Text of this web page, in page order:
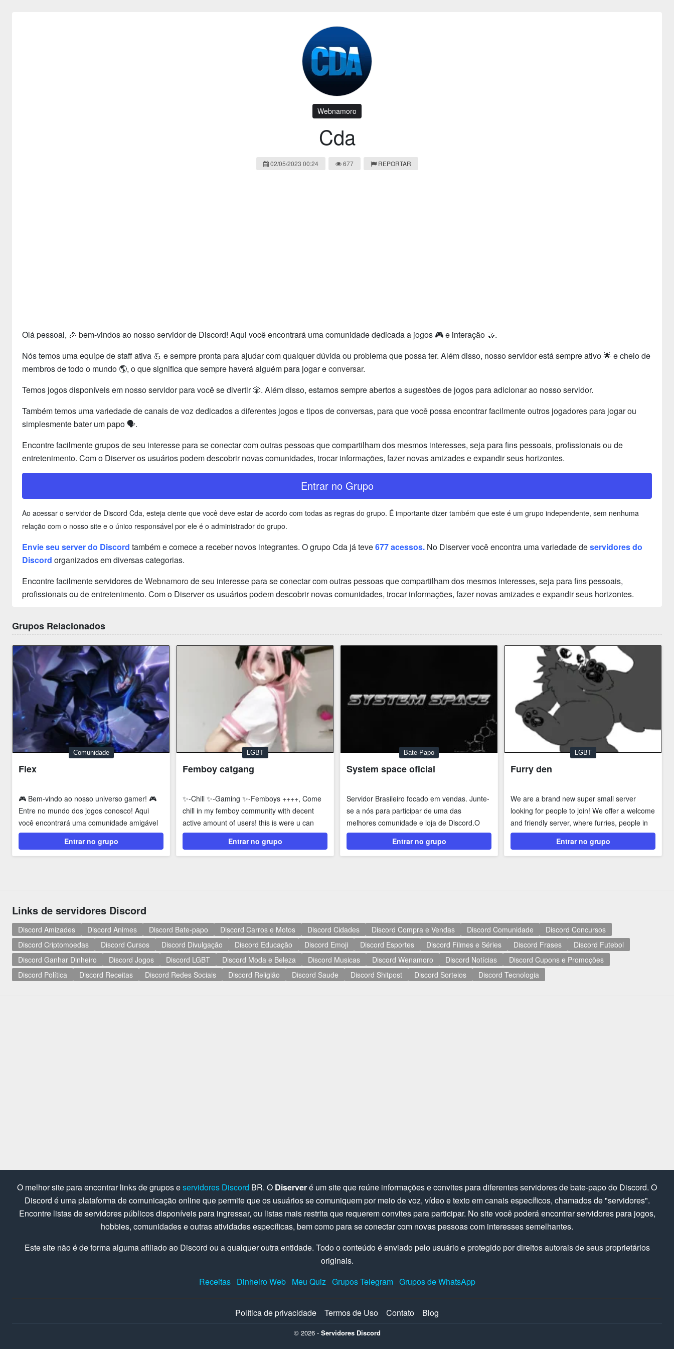
Webnamoro
Cda
02/05/2023 00:24 677 REPORTAR
Olá pessoal, 🎉 bem-vindos ao nosso servidor de Discord! Aqui você encontrará uma comunidade dedicada a jogos 🎮 e interação 🤝.
Nós temos uma equipe de staff ativa 💪 e sempre pronta para ajudar com qualquer dúvida ou problema que possa ter. Além disso, nosso servidor está sempre ativo 🌟 e cheio de
membros de todo o mundo 🌎, o que significa que sempre haverá alguém para jogar econversar.
Temos jogos disponíveis em nosso servidor para você se divertir 🎲. Além disso, estamos sempre abertos a sugestões de jogos para adicionar ao nosso servidor.
Também temos uma variedade de canais de voz dedicados a diferentes jogos e tipos de conversas, para que você possa encontrar facilmente outros jogadores para jogar ou
simplesmente bater um papo 🗣️.
Encontre facilmente grupos de seu interesse para se conectar com outras pessoas que compartilham dos mesmos interesses, seja para fins pessoais, profissionais ou de
entretenimento. Com o Diserver os usuários podem descobrir novas comunidades, trocar informações, fazer novas amizades e expandir seus horizontes.
Entrar no Grupo
Ao acessar o servidor de Discord Cda, esteja ciente que você deve estar de acordo com todas as regras do grupo. É importante dizer também que este é um grupo independente, sem nenhuma
relação com o nosso site e o único responsável por ele é o administrador do grupo.
Envie seu server do Discord também e comece a receber novos integrantes. O grupo Cda já teve677 acessos. No Diserver você encontra uma variedade deservidores do
Discord organizados em diversas categorias.
Encontre facilmente servidores deWebnamorode seu interesse para se conectar com outras pessoas que compartilham dos mesmos interesses, seja para fins pessoais,
profissionais ou de entretenimento. Com o Diserver os usuários podem descobrir novas comunidades, trocar informações, fazer novas amizades e expandir seus horizontes.
Grupos Relacionados
Comunidade
Flex
🎮 Bem-vindo ao nosso universo gamer! 🎮
Entre no mundo dos jogos conosco! Aqui
você encontrará uma comunidade amigável
e apaixonada...
Entrar no grupo
LGBT
Femboy catgang
✨-Chill ✨-Gaming ✨-Femboys ++++, Come
chill in my femboy community with decent
active amount of users! this is were u can
meet new...
Entrar no grupo
Bate-Papo
System space oficial
Servidor Brasileiro focado em vendas. Junte-
se a nós para participar de uma das
melhores comunidade e loja de Discord.O
servidor é...
Entrar no grupo
LGBT
Furry den
We are a brand new super small server
looking for people to join! We offer a welcome
and friendly server, where furries, people in
the lgbt...
Entrar no grupo
Links de servidores Discord
Discord Amizades Discord Animes Discord Bate-papo Discord Carros e Motos Discord Cidades Discord Compra e Vendas Discord Comunidade
Discord Concursos
Discord Criptomoedas
Discord Cursos Discord Divulgação Discord Educação Discord Emoji Discord Esportes Discord Filmes e Séries Discord Frases
Discord Futebol
Discord Ganhar Dinheiro
Discord Jogos Discord LGBT Discord Moda e Beleza Discord Musicas Discord Wenamoro Discord Notícias
Discord Cupons e Promoções
Discord Política
Discord Receitas Discord Redes Sociais Discord Religião Discord Saude Discord Shitpost Discord Sorteios Discord Tecnologia
O melhor site para encontrar links de grupos eservidores Discord BR. O Diserveré um site que reúne informações e convites para diferentes servidores de bate-papo do Discord. O
Discord é uma plataforma de comunicação online que permite que os usuários se comuniquem por meio de voz, vídeo e texto em canais específicos, chamados de "servidores".
Encontre listas de servidores públicos disponíveis para ingressar, ou listas mais restrita que requerem convites para participar. No site você poderá encontrar servidores para jogos,
hobbies, comunidades e outras atividades específicas, bem como para se conectar com novas pessoas com interesses semelhantes.
Este site não é de forma alguma afiliado ao Discord ou a qualquer outra entidade. Todo o conteúdo é enviado pelo usuário e protegido por direitos autorais de seus proprietários
originais.
Receitas Dinheiro Web Meu Quiz Grupos Telegram Grupos de WhatsApp
Política de privacidade Termos de Uso Contato Blog
© 2026 - Servidores Discord